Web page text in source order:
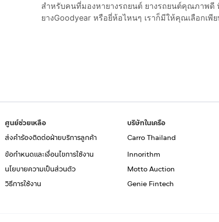
สำหรับคนที่มองหายางรถยนต์ ยางรถยนต์คุณภาพดี
ยางGoodyear หรือยี่ห้อไหนๆ เราก็มีให้คุณเลือกเ
ศูนย์ช่วยเหลือ
ส่งคำร้องติดต่อฝ่ายบริการลูกค้า
ข้อกำหนดและเงื่อนไขการใช้งาน
นโยบายความเป็นส่วนตัว
วิธีการใช้งาน
บริษัทในเครือ
Carro Thailand
Innorithm
Motto Auction
Genie Fintech